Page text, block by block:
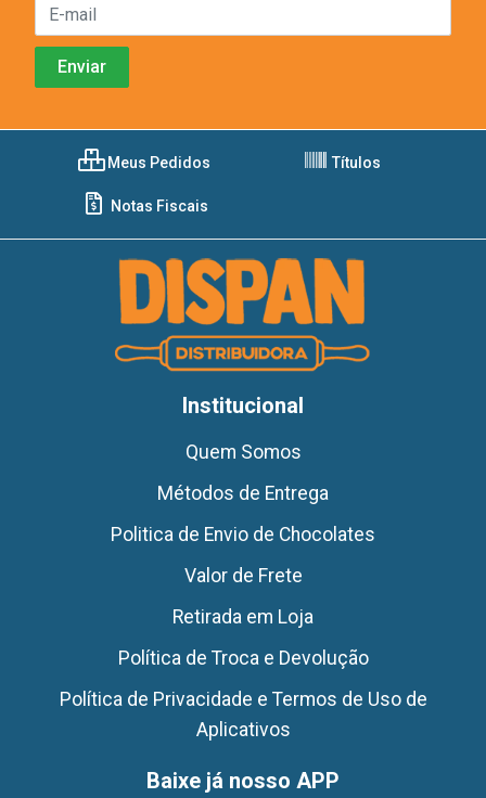
Meus Pedidos Títulos
Notas Fiscais
Institucional
Quem Somos
Métodos de Entrega
Politica de Envio de Chocolates
Valor de Frete
Retirada em Loja
Política de Troca e Devolução
Política de Privacidade e Termos de Uso de
Aplicativos
Baixe já nosso APP